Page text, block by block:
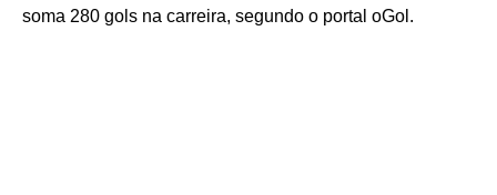
soma 280 gols na carreira, segundo o portal oGol.